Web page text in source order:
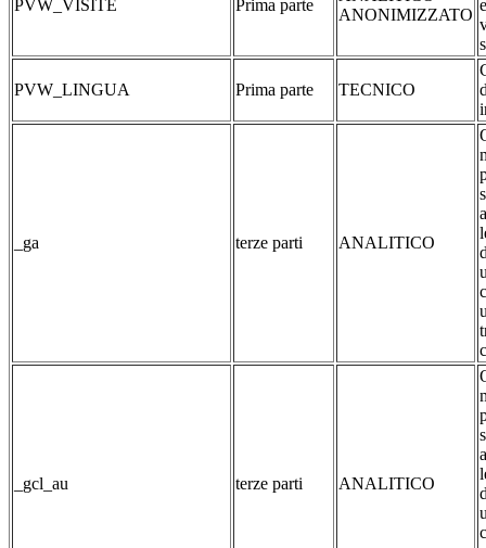
PVW_VISITE Prima parte
ANONIMIZZATO
PVW_LINGUA Prima parte TECNICO
_ga terze parti ANALITICO
_gcl_au terze parti ANALITICO